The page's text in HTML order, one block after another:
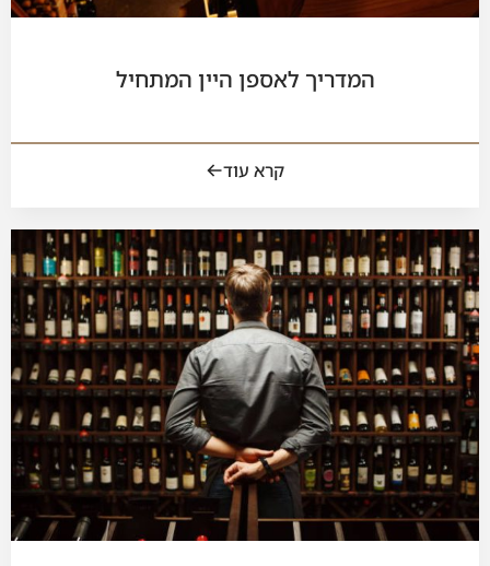
המדריך לאספן היין המתחיל
קרא עוד